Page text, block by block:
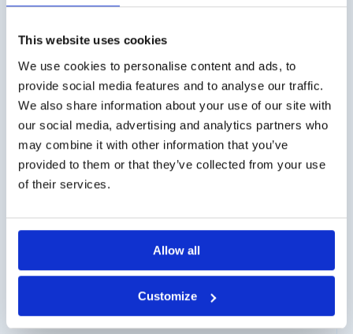
This website uses cookies
We use cookies to personalise content and ads, to
provide social media features and to analyse our traffic.
We also share information about your use of our site with
our social media, advertising and analytics partners who
may combine it with other information that you’ve
provided to them or that they’ve collected from your use
of their services.
Allow all
Customize
Les frais de livraison
Les frais de transport pour la France sont de 20 € (hors
TVA).
Client d'affaire
La livraison sur facture est possible. Contactez-nous pour
un devis ou commandez directement via la boutique en
Des questions?
Contactez-nous via info@medi-sense.nl ou +31 (0)6
Paiement sécurisé